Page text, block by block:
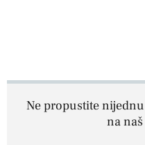
Ne propustite
na